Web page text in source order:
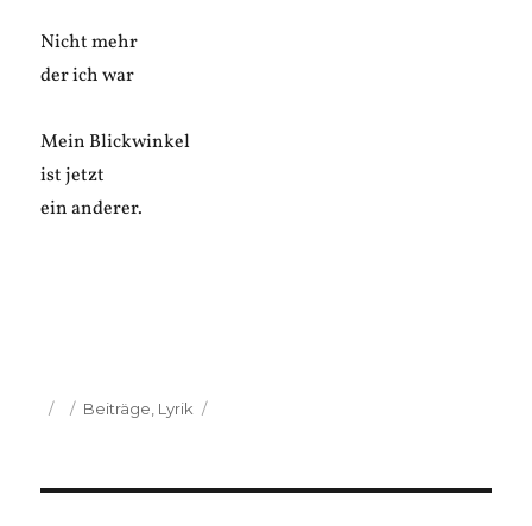
Nicht mehr
der ich war
Mein Blickwinkel
ist jetzt
ein anderer.
Veröffentlicht
Kategorien
Beiträge Lyrik